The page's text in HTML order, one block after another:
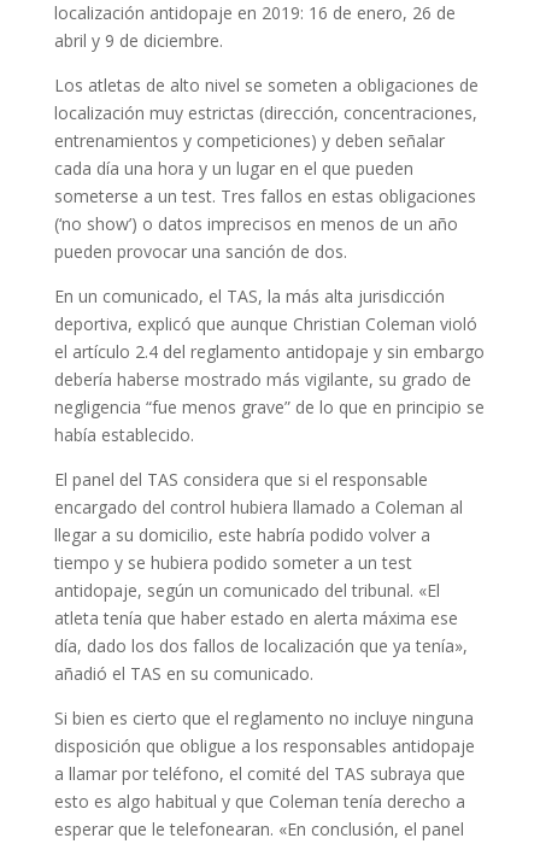
localización antidopaje en 2019: 16 de enero, 26 de
abril y 9 de diciembre.
Los atletas de alto nivel se someten a obligaciones de
localización muy estrictas (dirección, concentraciones,
entrenamientos y competiciones) y deben señalar
cada día una hora y un lugar en el que pueden
someterse a un test. Tres fallos en estas obligaciones
(‘no show’) o datos imprecisos en menos de un año
pueden provocar una sanción de dos.
En un comunicado, el TAS, la más alta jurisdicción
deportiva, explicó que aunque Christian Coleman violó
el artículo 2.4 del reglamento antidopaje y sin embargo
debería haberse mostrado más vigilante, su grado de
negligencia “fue menos grave” de lo que en principio se
había establecido.
El panel del TAS considera que si el responsable
encargado del control hubiera llamado a Coleman al
llegar a su domicilio, este habría podido volver a
tiempo y se hubiera podido someter a un test
antidopaje, según un comunicado del tribunal. «El
atleta tenía que haber estado en alerta máxima ese
día, dado los dos fallos de localización que ya tenía»,
añadió el TAS en su comunicado.
Si bien es cierto que el reglamento no incluye ninguna
disposición que obligue a los responsables antidopaje
a llamar por teléfono, el comité del TAS subraya que
esto es algo habitual y que Coleman tenía derecho a
esperar que le telefonearan. «En conclusión, el panel